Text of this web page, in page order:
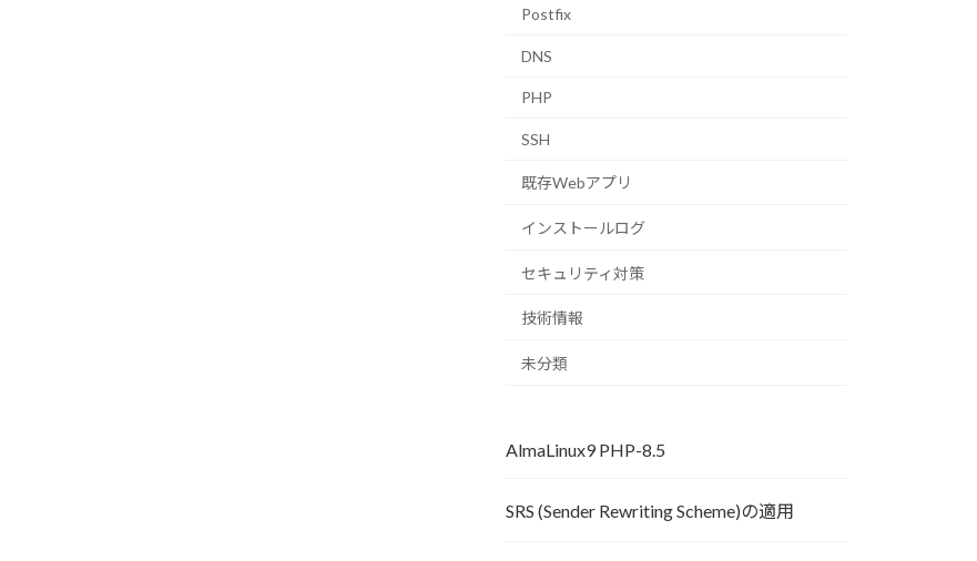
Postfix
DNS
PHP
SSH
既存Webアプリ
インストールログ
セキュリティ対策
技術情報
未分類
AlmaLinux9 PHP-8.5
SRS (Sender Rewriting Scheme)の適用